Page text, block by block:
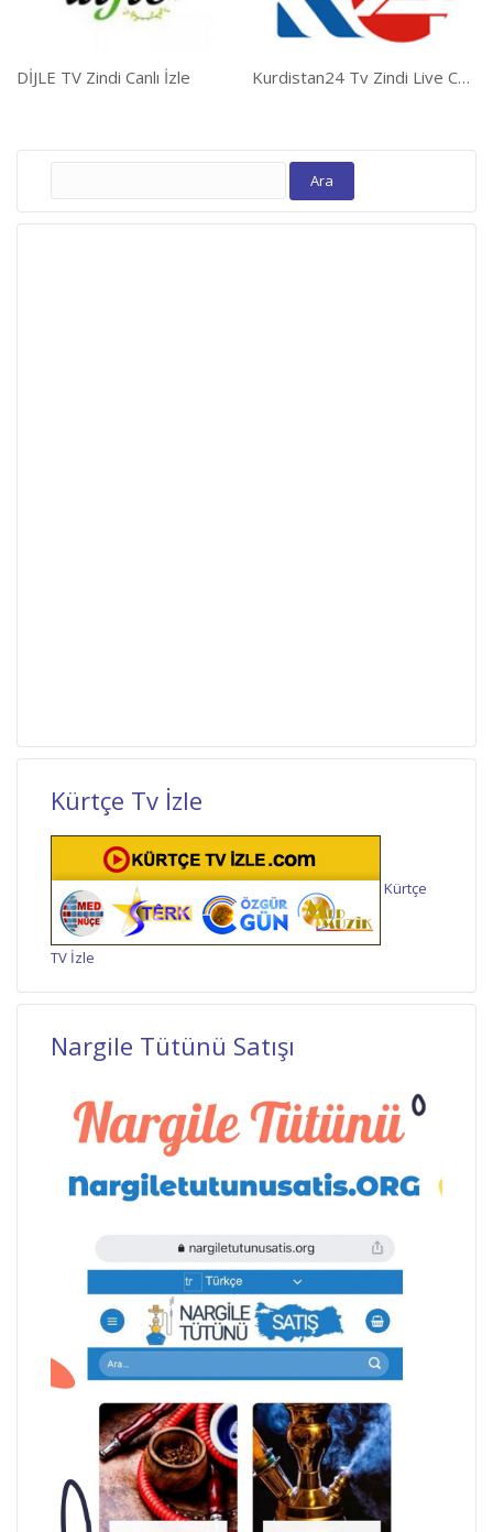
DİJLE TV Zindi Canlı İzle Kurdistan24 Tv Zindi Live Canlı
Arama:
Kürtçe Tv İzle
Kürtçe
TV İzle
Nargile Tütünü Satışı